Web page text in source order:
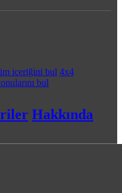
içeriğini bul 4x4
bul
Hakkında